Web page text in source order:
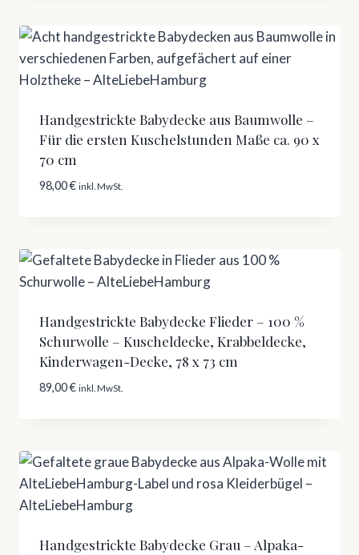
Handgestrickte Babydecke aus Baumwolle –
Für die ersten Kuschelstunden Maße ca. 90 x
70 cm
98,00€ inkl. MwSt.
Handgestrickte Babydecke Flieder – 100 %
Schurwolle – Kuscheldecke, Krabbeldecke,
Kinderwagen-Decke, 78 x 73 cm
89,00€ inkl. MwSt.
Handgestrickte Babydecke Grau – Alpaka-